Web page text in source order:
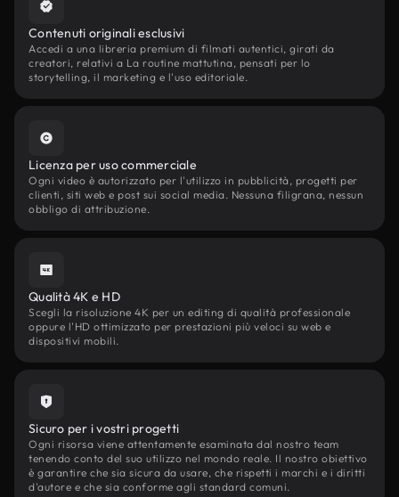
Contenuti originali esclusivi
Accedi a una libreria premium di filmati autentici, girati da
creatori, relativi a La routine mattutina, pensati per lo
storytelling, il marketing e l'uso editoriale.
Licenza per uso commerciale
Ogni video è autorizzato per l'utilizzo in pubblicità, progetti per
clienti, siti web e post sui social media. Nessuna filigrana, nessun
obbligo di attribuzione.
Qualità 4K e HD
Scegli la risoluzione 4K per un editing di qualità professionale
oppure l'HD ottimizzato per prestazioni più veloci su web e
dispositivi mobili.
Sicuro per i vostri progetti
Ogni risorsa viene attentamente esaminata dal nostro team
tenendo conto del suo utilizzo nel mondo reale. Il nostro obiettivo
è garantire che sia sicura da usare, che rispetti i marchi e i diritti
d'autore e che sia conforme agli standard comuni.